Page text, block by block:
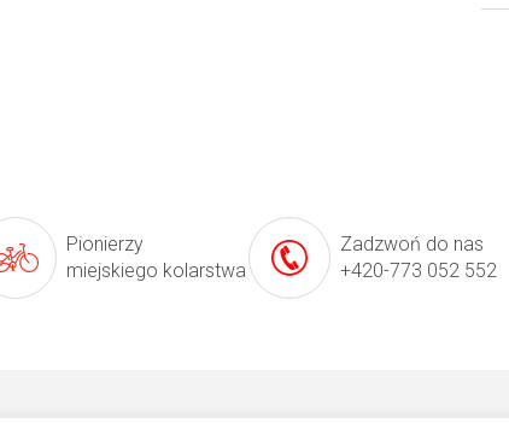
Pionierzy
miejskiego kolarstwa
Zadzwoń do nas
+420-773 052 552